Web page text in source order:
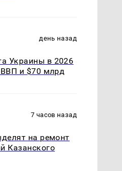
день назад
Украины в 2026
ВВП и $70 млрд
7 часов назад
на ремонт
Казанского